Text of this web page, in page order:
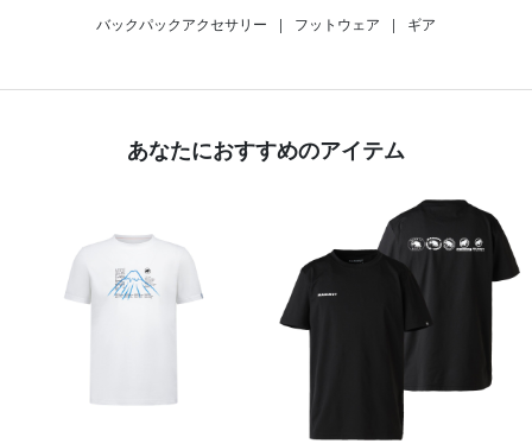
バックパックアクセサリー
| フットウェア | ギア
あなたにおすすめのアイテム